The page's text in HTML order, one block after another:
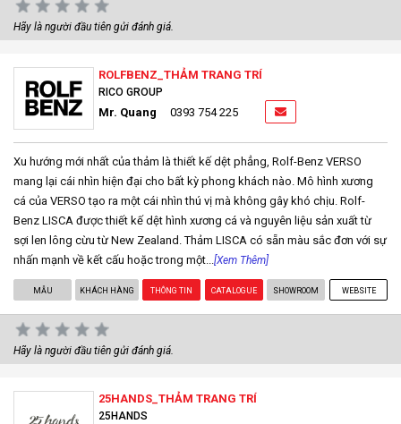
Hãy là người đầu tiên gửi đánh giá.
ROLFBENZ_THẢM TRANG TRÍ
RICO GROUP
Mr. Quang 0393 754 225
Xu hướng mới nhất của thảm là thiết kế dệt phẳng, Rolf-Benz VERSO
mang lại cái nhìn hiện đại cho bất kỳ phong khách nào. Mô hình xương
cá của VERSO tạo ra một cái nhìn thú vị mà không gây khó chịu. Rolf-
Benz LISCA được thiết kế dệt hình xương cá và nguyên liệu sản xuất từ
sợi len lông cừu từ New Zealand. Thảm LISCA có sẵn màu sắc đơn với sự
nhấn mạnh về kết cấu hoặc trong một... [Xem Thêm]
MẪU KHÁCH HÀNG THÔNG TIN CATALOGUE SHOWROOM WEBSITE
Hãy là người đầu tiên gửi đánh giá.
25HANDS_THẢM TRANG TRÍ
25HANDS